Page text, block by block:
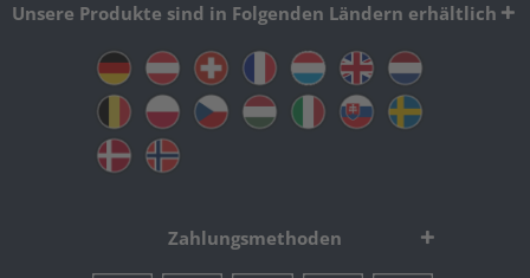
Unsere Produkte sind in Folgenden Ländern erhältlich
Zahlungsmethoden